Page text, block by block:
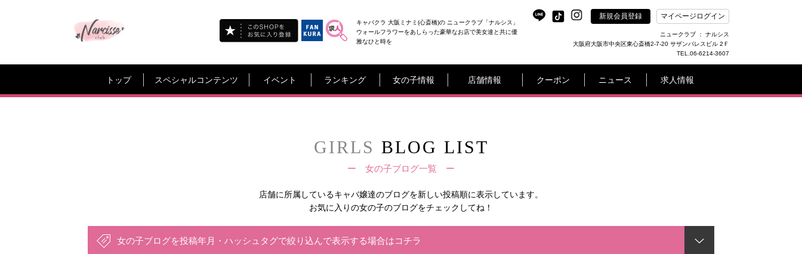
キャバクラ 大阪ミナミ(心斎橋)の ニュークラブ「ナルシス」
ウォールフラワーをあしらった豪華なお店で美女達と共に優
雅なひと時を
新規会員登録 マイページログイン
ニュークラブ ： ナルシス
大阪府大阪市中央区東心斎橋2-7-20 サザンパレスビル 2Ｆ
TEL.06-6214-3607
トップ スペシャルコンテンツ イベント ランキング 女の子情報 店舗情報 クーポン ニュース 求人情報
GIRLS BLOG LIST
ー 女の子ブログ一覧 ー
店舗に所属しているキャバ嬢達のブログを新しい投稿順に表示しています。
お気に入りの女の子のブログをチェックしてね！
女の子ブログを投稿年月・ハッシュタグで絞り込んで表示する場合はコチラ